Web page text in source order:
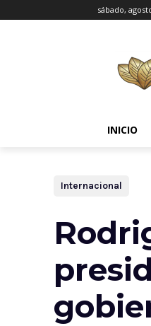
sábado,
INICIO
Internacional